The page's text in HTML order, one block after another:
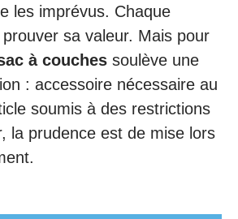
les imprévus. Chaque
sa valeur. Mais pour
à couches soulève une
: accessoire nécessaire au
soumis à des restrictions
la prudence est de mise lors